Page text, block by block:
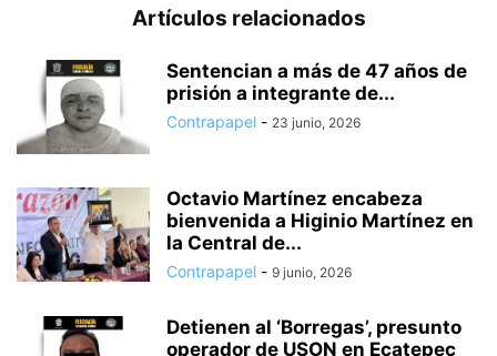
Artículos relacionados
Sentencian a más de 47 años de
prisión a integrante de...
Contrapapel - 23 junio, 2026
Octavio Martínez encabeza
bienvenida a Higinio Martínez en
la Central de...
Contrapapel - 9 junio, 2026
Detienen al ‘Borregas’, presunto
operador de USON en Ecatepec